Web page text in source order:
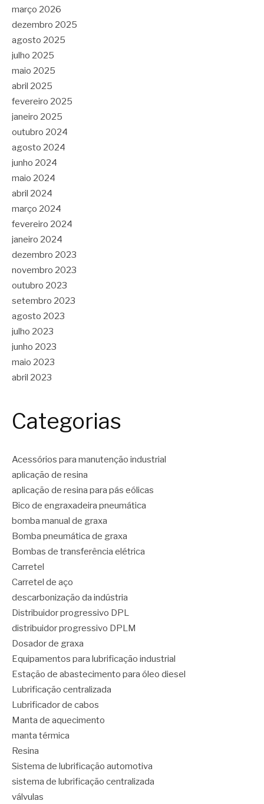
março 2026
dezembro 2025
agosto 2025
julho 2025
maio 2025
abril 2025
fevereiro 2025
janeiro 2025
outubro 2024
agosto 2024
junho 2024
maio 2024
abril 2024
março 2024
fevereiro 2024
janeiro 2024
dezembro 2023
novembro 2023
outubro 2023
setembro 2023
agosto 2023
julho 2023
junho 2023
maio 2023
abril 2023
Categorias
Acessórios para manutenção industrial
aplicação de resina
aplicação de resina para pás eólicas
Bico de engraxadeira pneumática
bomba manual de graxa
Bomba pneumática de graxa
Bombas de transferência elétrica
Carretel
Carretel de aço
descarbonização da indústria
Distribuidor progressivo DPL
distribuidor progressivo DPLM
Dosador de graxa
Equipamentos para lubrificação industrial
Estação de abastecimento para óleo diesel
Lubrificação centralizada
Lubrificador de cabos
Manta de aquecimento
manta térmica
Resina
Sistema de lubrificação automotiva
sistema de lubrificação centralizada
válvulas